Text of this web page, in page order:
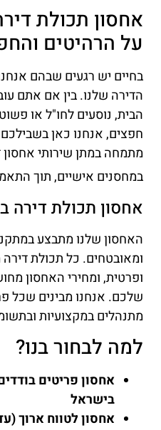
אחסון תכולת
על הרהיטים
בחיים יש רגעים שבהם
הדירה שלנו. בין אם אתם
הבית, נוסעים לחו"ל או
חפצים, אנחנו כאן
מתמחה במתן שירותי אחסון
במחסנים אישיים, תוך
אחסון תכולת דירה
האחסון שלנו מתבצע
ומאובטחים. כל תכולת
ופרטית, ומחירי האחסון
שלכם. אנחנו מבינים שכל
מתנהלים במקצועיות
למה לבחור בנו?
אחסון פריטים
בישראל